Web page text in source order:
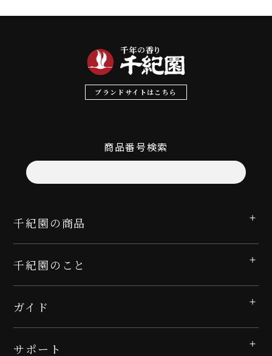
ブランドサイトはこちら
商品番号検索
千紀園の商品
千紀園のこと
ガイド
サポート